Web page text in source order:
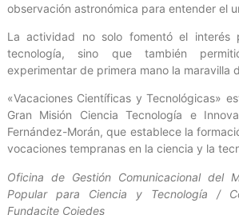
observación astronómica para entender el
La actividad no solo fomentó el
tecnología, sino que también
experimentar de primera mano la maravilla
«Vacaciones Científicas y Tecnológicas»
Gran Misión Ciencia Tecnología e
Fernández-Morán, que establece la
vocaciones tempranas en la ciencia y la
Oficina de Gestión Comunicacional del
Popular para Ciencia y Tecnología /
Fundacite Cojedes